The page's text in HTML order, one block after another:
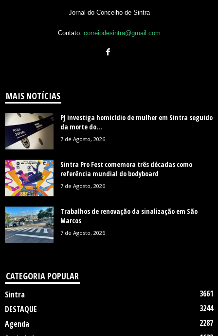
Jornal do Concelho de Sintra
Contato: correiodesintra@gmail.com
MAIS NOTÍCIAS
PJ investiga homicídio de mulher em Sintra seguido
da morte do...
7 de Agosto, 2026
Sintra Pro Fest comemora três décadas como
referência mundial do bodyboard
7 de Agosto, 2026
Trabalhos de renovação da sinalização em São
Marcos
7 de Agosto, 2026
CATEGORIA POPULAR
Sintra
3661
DESTAQUE
3244
Agenda
2287